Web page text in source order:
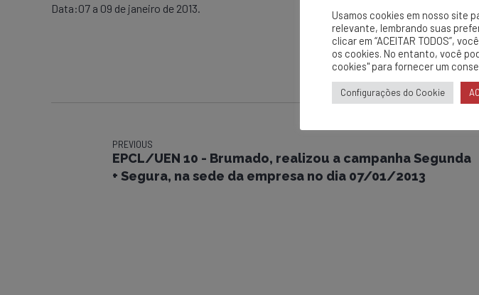
Data:07 a 09 de janeiro de 2013.
PREVIOUS
EPCL/UEN 10 - Brumado, realizou a campanha Segunda
+ Segura, na sede da empresa no dia 07/01/2013
Usamos cookies em nosso site
relevante, lembrando suas
clicar em “ACEITAR TODOS”,
os cookies. No entanto, você
cookies" para fornecer um
Configurações do Cookie